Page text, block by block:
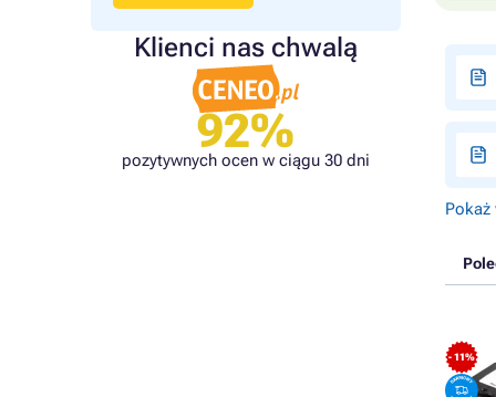
Klienci nas chwalą
92%
pozytywnych ocen w ciągu 30 dni
Pokaż
- 11%